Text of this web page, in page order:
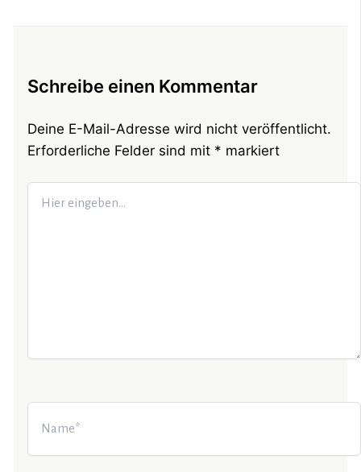
Schreibe einen Kommentar
Deine E-Mail-Adresse wird nicht veröffentlicht.
Erforderliche Felder sind mit * markiert
Hier
eingeben…
Name*